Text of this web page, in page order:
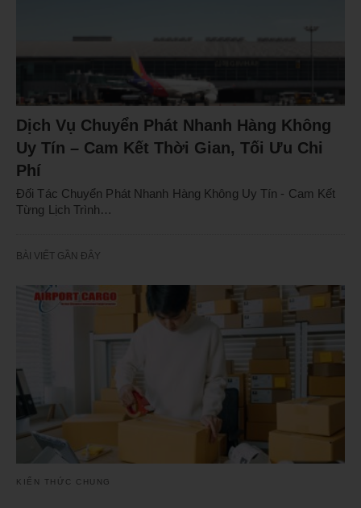
Dịch Vụ Chuyển Phát Nhanh Hàng Không
Uy Tín – Cam Kết Thời Gian, Tối Ưu Chi
Phí
Đối Tác Chuyển Phát Nhanh Hàng Không Uy Tín - Cam Kết
Từng Lịch Trình…
BÀI VIẾT GẦN ĐÂY
KIẾN THỨC CHUNG